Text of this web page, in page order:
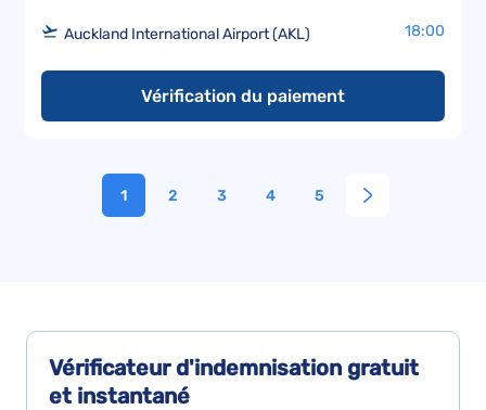
Auckland International Airport (AKL) 18:00
Vérification du paiement
1 2 3 4 5
Vérificateur d'indemnisation gratuit
et instantané